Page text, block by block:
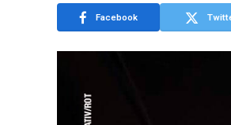
Facebook